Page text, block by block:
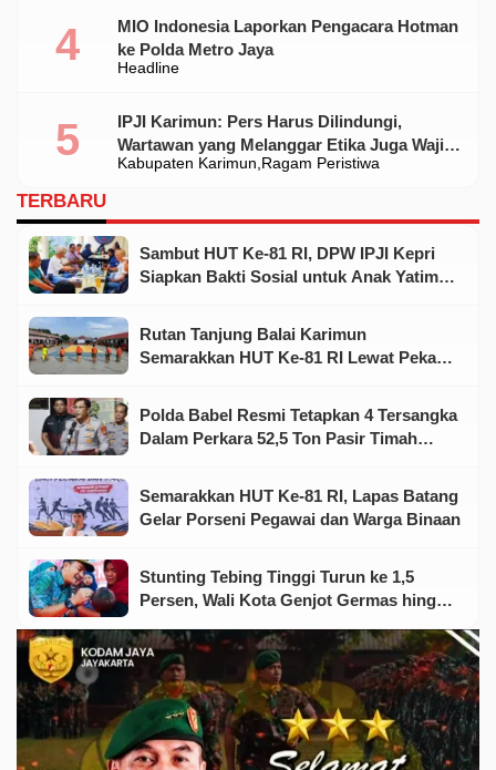
Headline
MIO Indonesia Laporkan Pengacara Hotman
ke Polda Metro Jaya
Kabupaten Karimun Ragam Peristiwa
IPJI Karimun: Pers Harus Dilindungi,
Wartawan yang Melanggar Etika Juga Wajib
Dikoreksi
TERBARU
Sambut HUT Ke-81 RI, DPW IPJI Kepri
Siapkan Bakti Sosial untuk Anak Yatim
Rutan Tanjung Balai Karimun
Semarakkan HUT Ke-81 RI Lewat Pekan
Polda Babel Resmi Tetapkan 4 Tersangka
Dalam Perkara 52,5 Ton Pasir Timah
Semarakkan HUT Ke-81 RI, Lapas Batang
Gelar Porseni Pegawai dan Warga Binaan
Stunting Tebing Tinggi Turun ke 1,5
Persen, Wali Kota Genjot Germas hingga